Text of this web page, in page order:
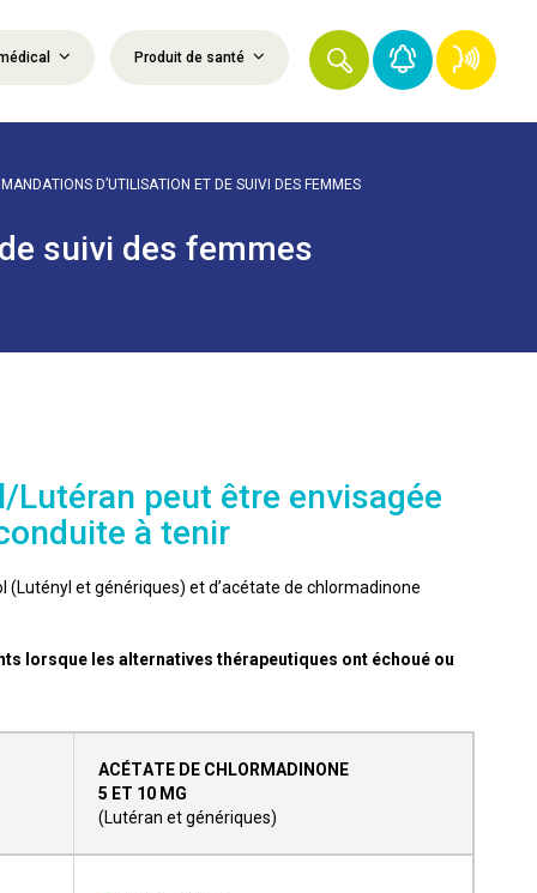
Produit de santé
D’UTILISATION ET DE SUIVI DES FEMMES
suivi des femmes
peut être envisagée
à tenir
et génériques) et d’acétate de chlormadinone
lorsque les alternatives thérapeutiques ont échoué ou
ACÉTATE DE CHLORMADINONE
5 ET 10 MG
(Lutéran et génériques)